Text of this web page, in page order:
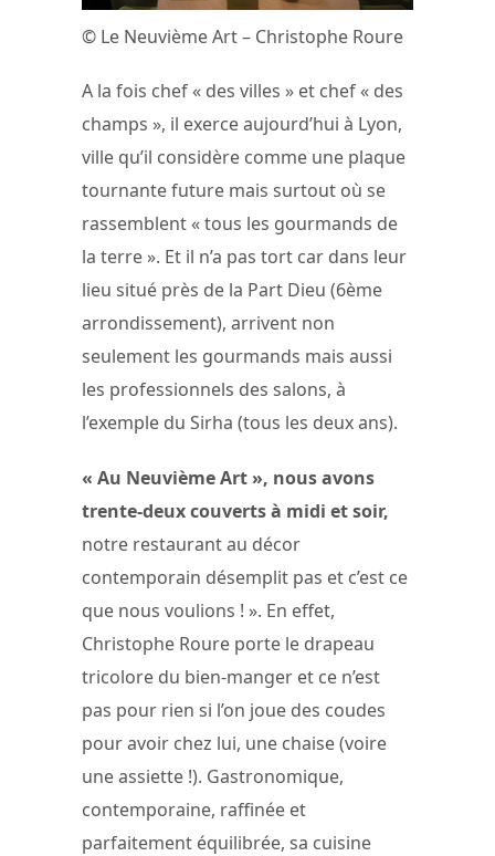
© Le Neuvième Art – Christophe Roure
A la fois chef « des villes » et chef « des
champs », il exerce aujourd’hui à Lyon,
ville qu’il considère comme une plaque
tournante future mais surtout où se
rassemblent « tous les gourmands de
la terre ». Et il n’a pas tort car dans leur
lieu situé près de la Part Dieu (6ème
arrondissement), arrivent non
seulement les gourmands mais aussi
les professionnels des salons, à
l’exemple du Sirha (tous les deux ans).
« Au Neuvième Art », nous avons
trente-deux couverts à midi et soir,
notre restaurant au décor
contemporain désemplit pas et c’est ce
que nous voulions ! ». En effet,
Christophe Roure porte le drapeau
tricolore du bien-manger et ce n’est
pas pour rien si l’on joue des coudes
pour avoir chez lui, une chaise (voire
une assiette !). Gastronomique,
contemporaine, raffinée et
parfaitement équilibrée, sa cuisine